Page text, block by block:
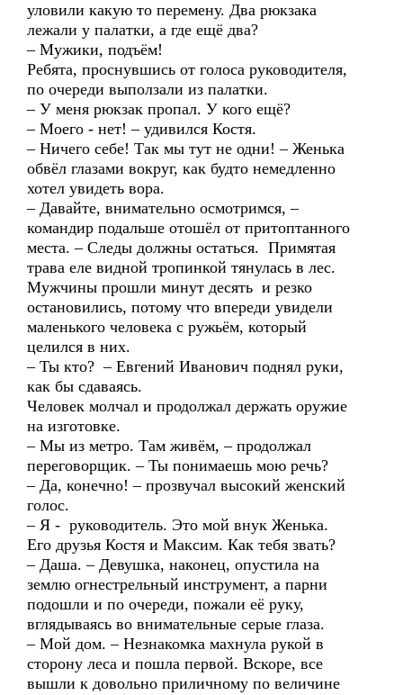
уловили какую то перемену. Два рюкзака
лежали у палатки, а где ещё два?
– Мужики, подъём!
Ребята, проснувшись от голоса руководителя,
по очереди выползали из палатки.
– У меня рюкзак пропал. У кого ещё?
– Моего - нет! – удивился Костя.
– Ничего себе! Так мы тут не одни! – Женька
обвёл глазами вокруг, как будто немедленно
хотел увидеть вора.
– Давайте, внимательно осмотримся, –
командир подальше отошёл от притоптанного
места. – Следы должны остаться. Примятая
трава еле видной тропинкой тянулась в лес.
Мужчины прошли минут десять и резко
остановились, потому что впереди увидели
маленького человека с ружьём, который
целился в них.
– Ты кто? – Евгений Иванович поднял руки,
как бы сдаваясь.
Человек молчал и продолжал держать оружие
на изготовке.
– Мы из метро. Там живём, – продолжал
переговорщик. – Ты понимаешь мою речь?
– Да, конечно! – прозвучал высокий женский
голос.
– Я - руководитель. Это мой внук Женька.
Его друзья Костя и Максим. Как тебя звать?
– Даша. – Девушка, наконец, опустила на
землю огнестрельный инструмент, а парни
подошли и по очереди, пожали её руку,
вглядываясь во внимательные серые глаза.
– Мой дом. – Незнакомка махнула рукой в
сторону леса и пошла первой. Вскоре, все
вышли к довольно приличному по величине